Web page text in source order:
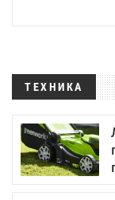
ТЕХНИКА